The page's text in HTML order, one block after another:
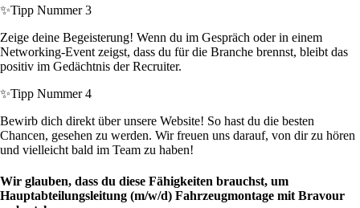
✨Tipp Nummer 3
Zeige deine Begeisterung! Wenn du im Gespräch oder in einem
Networking-Event zeigst, dass du für die Branche brennst, bleibt das
positiv im Gedächtnis der Recruiter.
✨Tipp Nummer 4
Bewirb dich direkt über unsere Website! So hast du die besten
Chancen, gesehen zu werden. Wir freuen uns darauf, von dir zu hören
und vielleicht bald im Team zu haben!
Wir glauben, dass du diese Fähigkeiten brauchst, um
Hauptabteilungsleitung (m/w/d) Fahrzeugmontage mit Bravour